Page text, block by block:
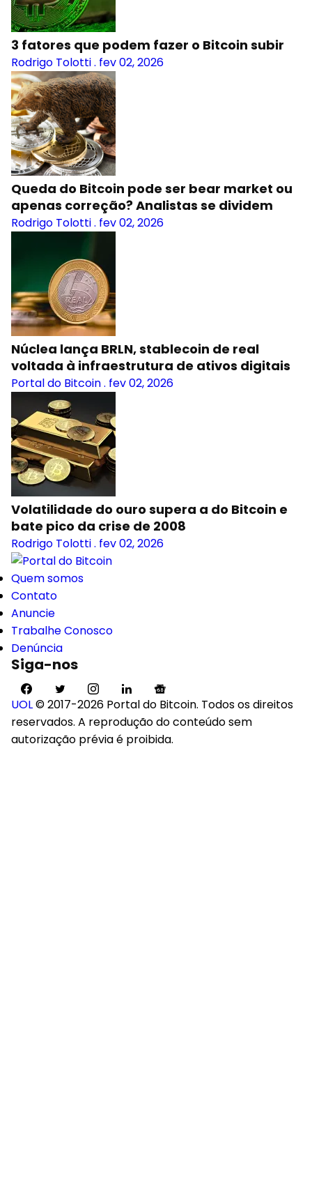
3 fatores que podem fazer o Bitcoin subir
Rodrigo Tolotti. fev 02, 2026
Queda do Bitcoin pode ser bear market ou
apenas correção? Analistas se dividem
Rodrigo Tolotti. fev 02, 2026
Núclea lança BRLN, stablecoin de real
voltada à infraestrutura de ativos digitais
Portal do Bitcoin. fev 02, 2026
Volatilidade do ouro supera a do Bitcoin e
bate pico da crise de 2008
Rodrigo Tolotti. fev 02, 2026
Quem somos
Contato
Anuncie
Trabalhe Conosco
Denúncia
Siga-nos
UOL© 2017-2026 Portal do Bitcoin. Todos os direitos
reservados. A reprodução do conteúdo sem
autorização prévia é proibida.